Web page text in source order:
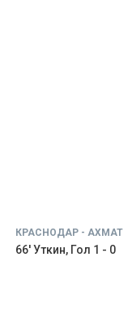
КРАСНОДАР - АХМАТ
66' Уткин, Гол 1 - 0